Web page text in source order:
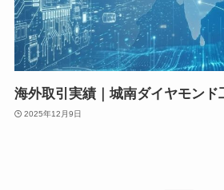
海外取引実績｜城南ダイヤモンド
2025年12月9日